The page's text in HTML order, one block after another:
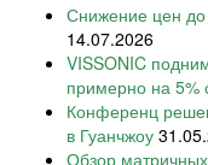
Снижение цен
14.07.2026
VISSONIC
примерно на 5%
Конференц
в Гуанчжоу
Обзор